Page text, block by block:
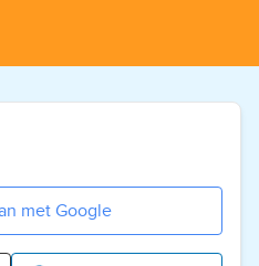
met Google